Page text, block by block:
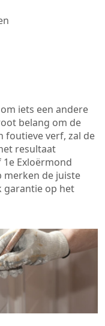
iets een andere
belang om de
foutieve verf, zal de
resultaat
Exloërmond
merken de juiste
garantie op het